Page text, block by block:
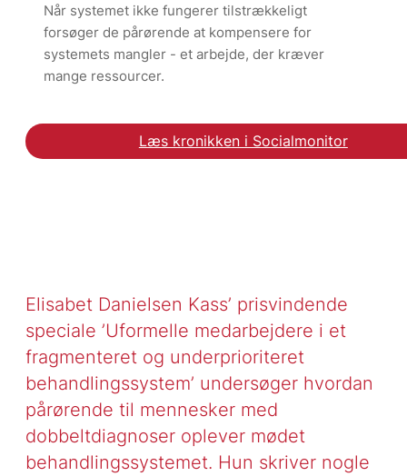
Når systemet ikke fungerer tilstrækkeligt
forsøger de pårørende at kompensere for
systemets mangler - et arbejde, der kræver
mange ressourcer.
Læs kronikken i Socialmonitor
Læs kronikken i
Elisabet Danielsen Kass’ prisvindende
speciale ’Uformelle medarbejdere i et
fragmenteret og underprioriteret
behandlingssystem’ undersøger hvordan
pårørende til mennesker med
dobbeltdiagnoser oplever mødet
behandlingssystemet. Hun skriver nogle